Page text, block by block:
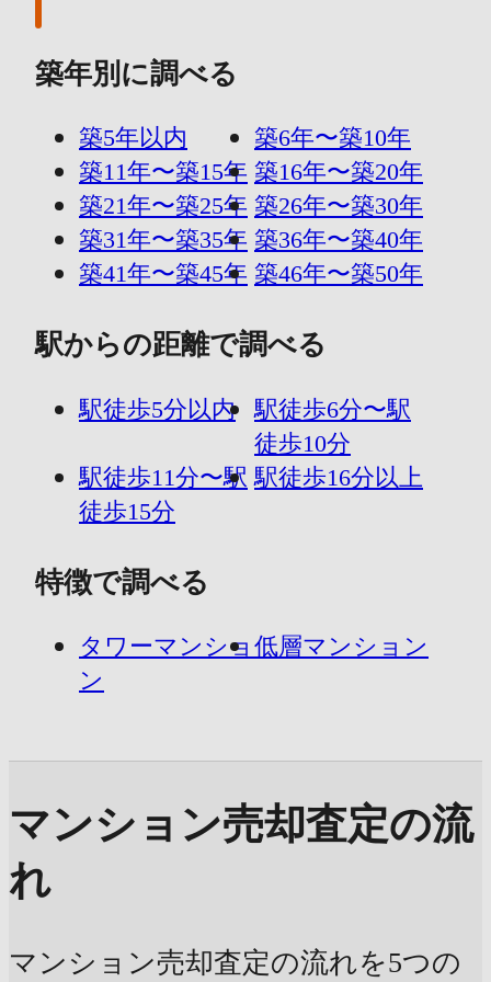
築年別に調べる
築5年以内
築6年〜築10年
築11年〜築15年 築16年〜築20年
築21年〜築25年 築26年〜築30年
築31年〜築35年 築36年〜築40年
築41年〜築45年 築46年〜築50年
駅からの距離で調べる
駅徒歩5分以内
駅徒歩6分〜駅
徒歩10分
駅徒歩11分〜駅
徒歩15分
駅徒歩16分以上
特徴で調べる
タワーマンショ
ン
低層マンション
マンション売却査定の流
れ
マンション売却査定の流れを5つの